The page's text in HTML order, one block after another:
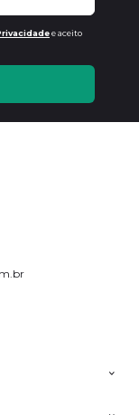
e aceito